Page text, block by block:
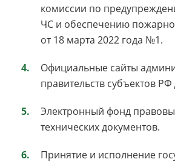
комиссии по
ЧС и обеспечению
от 18 марта 2022 года №1.
Официальные сайты
правительств субъектов
Электронный фонд
технических документов.
Принятие и исполнение